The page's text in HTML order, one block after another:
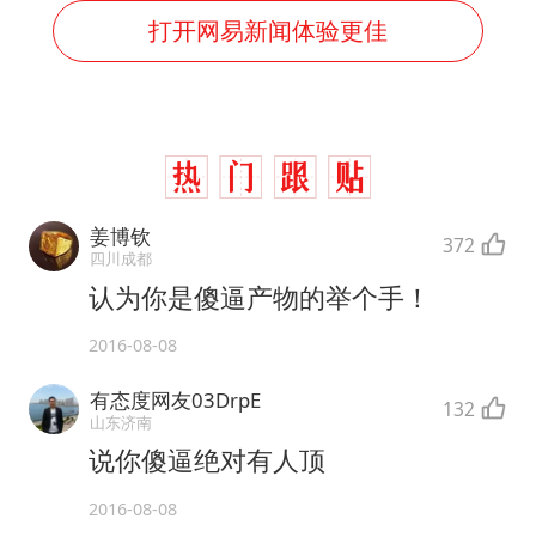
打开网易新闻体验更佳
姜博钦
四川成都 372
认为你是傻逼产物的举个手！
2016-08-08
有态度网友03DrpE
山东济南 132
说你傻逼绝对有人顶
2016-08-08